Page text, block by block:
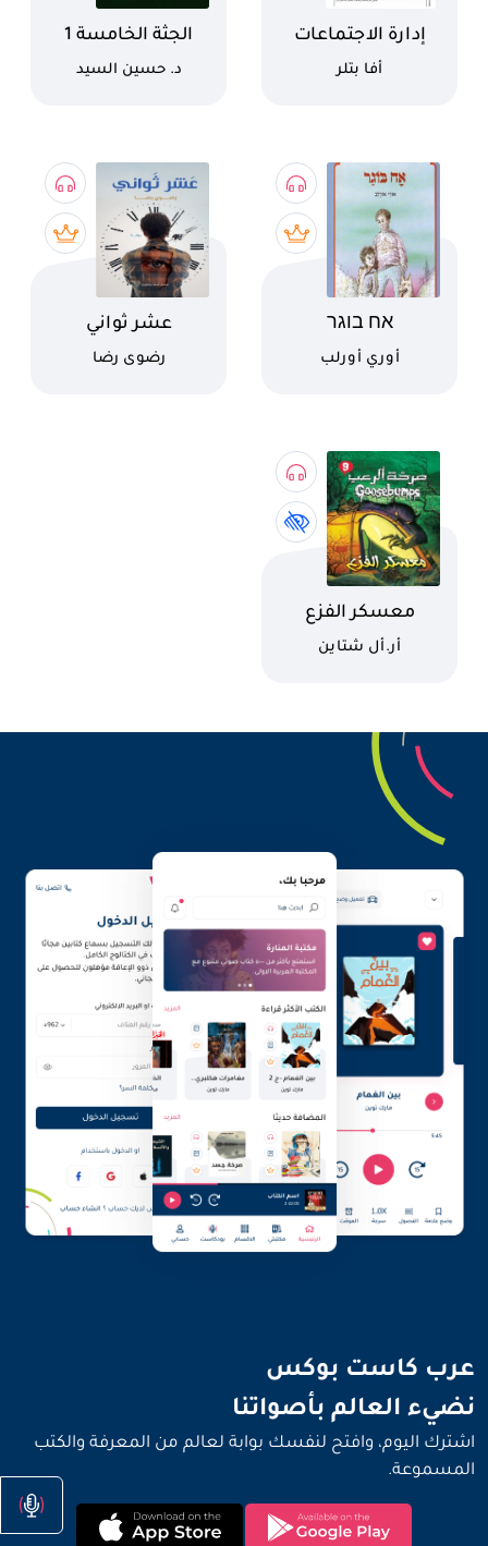
اسم الكتاب
إدارة الاجتماعات
كاتب
أفا بتلر
اسم الكتاب
الجثة الخامسة 1
كاتب
د. حسين السيد
اسم الكتاب
אח בוגר
كاتب
أوري أورلب
اسم الكتاب
عشر ثواني
كاتب
رضوى رضا
اسم الكتاب
معسكر الفزع
كاتب
أر.أل شتاين
عرب كاست بوكس
نضيء العالم بأصواتنا
اشترك اليوم، وافتح لنفسك بوابة لعالم من المعرفة والكتب
المسموعة.